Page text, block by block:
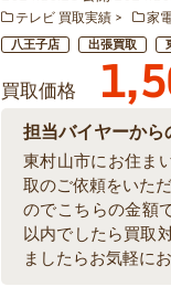
テレビ 買取実績 家
八王子店 出張買取
買取価格
担当バイヤーから
東村山市にお住ま
取のご依頼をいた
のでこちらの金額
以内でしたら買取
ましたらお気軽に